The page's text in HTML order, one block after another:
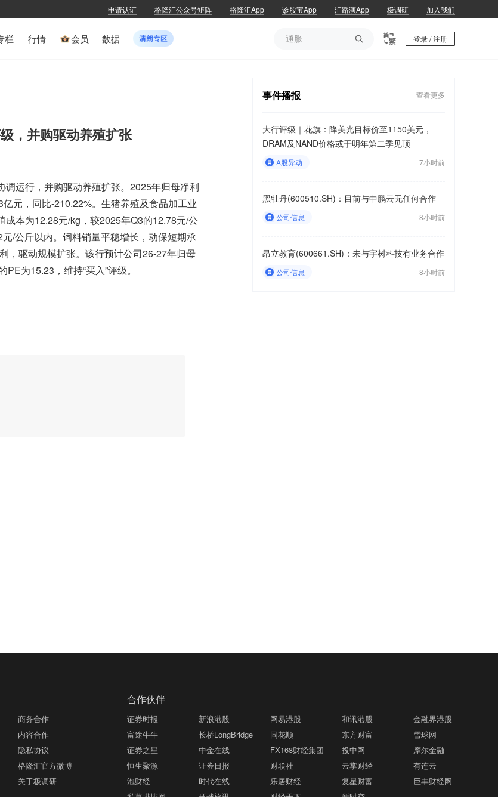
申请认证 格隆汇公众号矩阵 格隆汇App 诊股宝App 汇路演App 极调研 加入我们
栏 行情 会员 数据 
通胀
登录 / 注册
，并购驱动养殖扩张
运行，并购驱动养殖扩张。2025年归母净利
元，同比-210.22%。生猪养殖及食品加工业
本为12.28元/kg，较2025年Q3的12.78元/公
/公斤以内。饲料销量平稳增长，动保短期承
，驱动规模扩张。该行预计公司26-27年归母
为15.23，维持“买入”评级。
事件播报 查看更多
大行评级｜花旗：降美光目标价至1150美元，
DRAM及NAND价格或于明年第二季见顶
A股异动 7小时前
黑牡丹(600510.SH)：目前与中鹏云无任何合作
公司信息 8小时前
昂立教育(600661.SH)：未与宇树科技有业务合作
公司信息 8小时前
商务合作
内容合作
隐私协议
格隆汇官方微博
关于极调研
合作伙伴
证券时报 新浪港股 网易港股 和讯港股
金融界港股
富途牛牛
长桥LongBridge 同花顺 东方财富
雪球网
证券之星
中金在线 FX168财经集团 投中网
摩尔金融
恒生聚源
证券日报 财联社 云掌财经
有连云
泡财经
时代在线 乐居财经 复星财富
巨丰财经网
私募排排网
环球旅讯 财经天下 新时空